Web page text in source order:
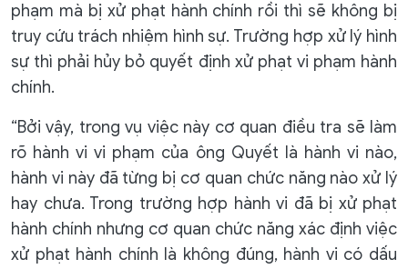
phạm mà bị xử phạt hành chính rồi thì sẽ không bị
truy cứu trách nhiệm hình sự. Trường hợp xử lý hình
sự thì phải hủy bỏ quyết định xử phạt vi phạm hành
chính.
“Bởi vậy, trong vụ việc này cơ quan điều tra sẽ làm
rõ hành vi vi phạm của ông Quyết là hành vi nào,
hành vi này đã từng bị cơ quan chức năng nào xử lý
hay chưa. Trong trường hợp hành vi đã bị xử phạt
hành chính nhưng cơ quan chức năng xác định việc
xử phạt hành chính là không đúng, hành vi có dấu